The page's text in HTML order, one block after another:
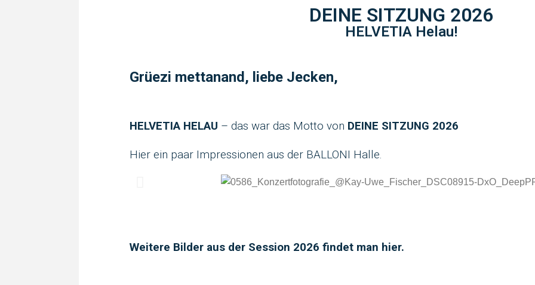
DEINE SITZUNG 2026
HELVETIA Helau!
Grüezi mettanand, liebe Jecken,
HELVETIA HELAU – das war das Motto von DEINE SITZUNG 2026
Hier ein paar Impressionen aus der BALLONI Halle.
Weitere Bilder aus der Session 2026 findet man hier.